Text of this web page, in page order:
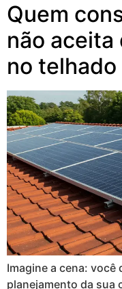
Quem
não aceita
no telhado
Imagine a cena:
planejamento da sua